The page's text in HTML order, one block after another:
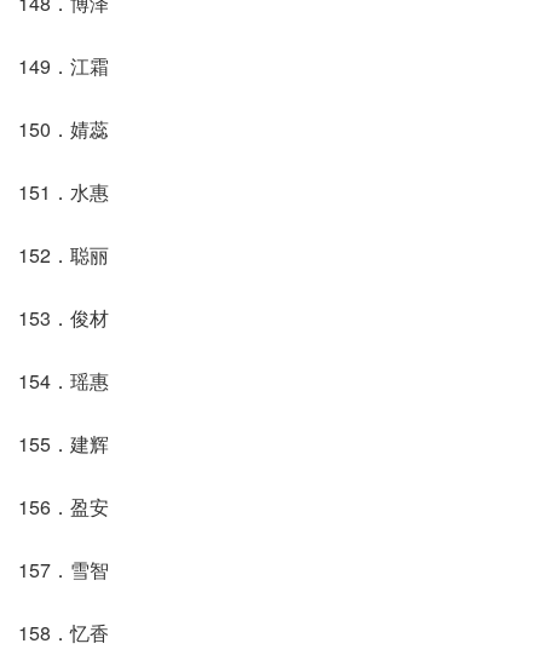
149．江霜
150．婧蕊
151．水惠
152．聪丽
153．俊材
154．瑶惠
155．建辉
156．盈安
157．雪智
158．忆香